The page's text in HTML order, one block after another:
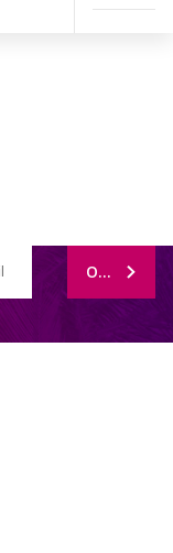
ODEBÍRAT